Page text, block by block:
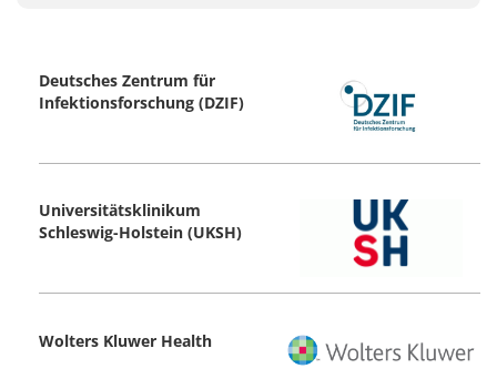
Deutsches Zentrum für
Infektionsforschung (DZIF)
Universitätsklinikum
Schleswig-Holstein (UKSH)
Wolters Kluwer Health